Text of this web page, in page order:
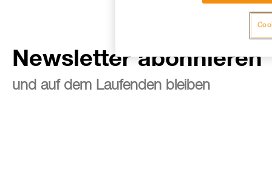
Newsletter abonnieren
und auf dem Laufenden bleiben